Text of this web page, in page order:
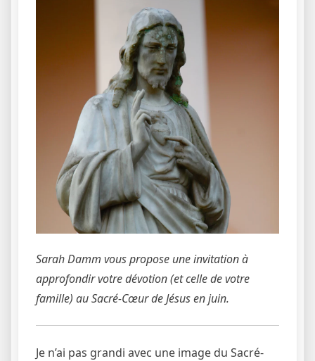
Sarah Damm vous propose une invitation à
approfondir votre dévotion (et celle de votre
famille) au Sacré-Cœur de Jésus en juin.
Je n’ai pas grandi avec une image du Sacré-